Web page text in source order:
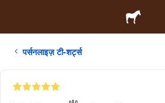
पर्सनलाइज़ टी-शर्ट्स